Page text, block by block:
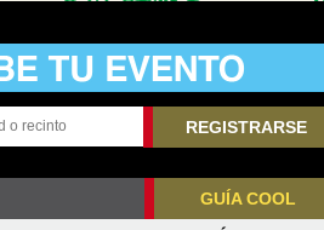
REGISTRARSE
GUÍA COOL